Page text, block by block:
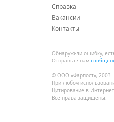
Справка
Вакансии
Контакты
Обнаружили ошибку,
Отправьте нам
© ООО «Фарпост»,
При любом
Цитирование в
Все права защищены.